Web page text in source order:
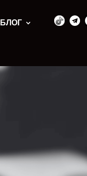
БЛОГ